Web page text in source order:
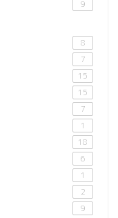
9
8
7
15
15
7
1
18
6
1
2
9